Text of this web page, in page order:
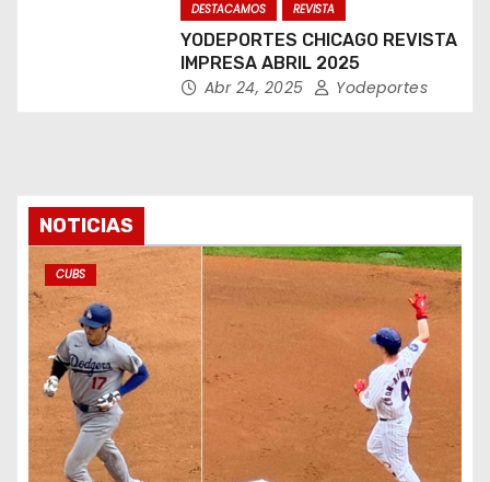
DESTACAMOS REVISTA
YODEPORTES CHICAGO REVISTA
IMPRESA ABRIL 2025
Abr 24, 2025 Yodeportes
NOTICIAS
CUBS